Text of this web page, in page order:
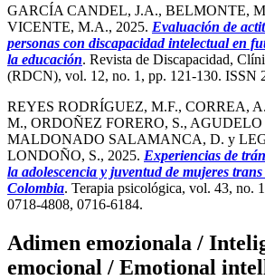
GARCÍA CANDEL, J.A., BELMONTE,
VICENTE, M.A., 2025. Evaluación de
personas con discapacidad intelectual en
la educación. Revista de Discapacidad,
(RDCN), vol. 12, no. 1, pp. 121-130. ISSN
REYES RODRÍGUEZ, M.F., CORREA,
M., ORDOÑEZ FORERO, S.,
MALDONADO SALAMANCA, D. y
LONDOÑO, S., 2025. Experiencias de
la adolescencia y juventud de mujeres
Colombia. Terapia psicológica, vol. 43, no.
0718-4808, 0716-6184.
Adimen emozionala /
emocional / Emotional